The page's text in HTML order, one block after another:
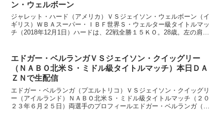
ン・ウェルボーン
ジャレット・ハード（アメリカ）ＶＳジェイソン・ウェルボーン（イ
ギリス）ＷＢＡスーパー・ＩＢＦ世界Ｓ・ウェルター級タイトルマッ
チ（2018年12月1日）ハードは、22戦全勝１５ＫＯ。28歳。左の肩の
エドガー・ベルランガＶＳジェイソン・クイッグリー
（ＮＡＢＯ北米Ｓ・ミドル級タイトルマッチ）本日ＤＡ
ＺＮで生配信
エドガー・ベルランガ（プエルトリコ）ＶＳジェイソン・クイッグリ
ー（アイルランド）ＮＡＢＯ北米Ｓ・ミドル級タイトルマッチ（２０
２３年６月２５日）両選手のプロフィールエドガー・ベルランガ（プ